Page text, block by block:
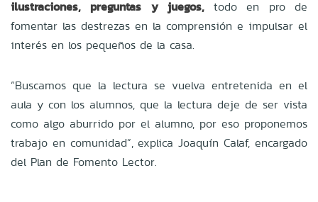
ilustraciones, preguntas y juegos,todo en pro de
fomentar las destrezas en la comprensión e impulsar el
interés en los pequeños de la casa.
“Buscamos que la lectura se vuelva entretenida en el
aula y con los alumnos, que la lectura deje de ser vista
como algo aburrido por el alumno, por eso proponemos
trabajo en comunidad”, explica Joaquín Calaf, encargado
del Plan de Fomento Lector.